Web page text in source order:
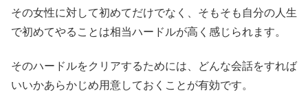
その女性に対して初めてだけでなく、そもそも自分の人生
で初めてやることは相当ハードルが高く感じられます。
そのハードルをクリアするためには、どんな会話をすれば
いいかあらかじめ用意しておくことが有効です。